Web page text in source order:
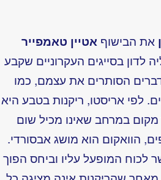
את הבישוף אטיין טאמפייר
בסייגים העקרוניים שקבע
דברים הסותרים את עצמם, כמו
לפי אריסטו, ריקנות בטבע היא
במרחב שאינו מכיל שום
הוואקום הוא מושג אבסורדי.
לכוח המופעל עליו וביחס הפוך